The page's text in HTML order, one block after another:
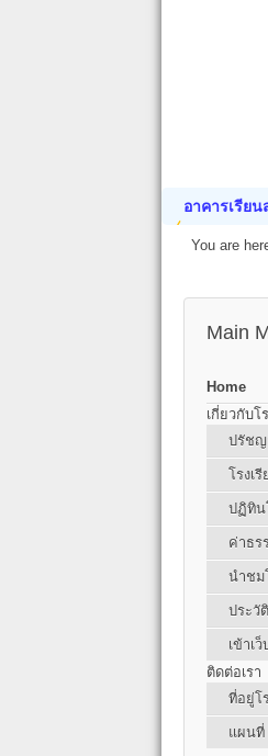
อาคารเรีย
You are
Main
Home
เกี่ยวกับโ
ปรัชญ
โรงเ
ปฏิทิน
ค่าธร
นำชม
ประวั
เข้าเ
ติดต่อเรา
ที่อยู่โ
แผนที่